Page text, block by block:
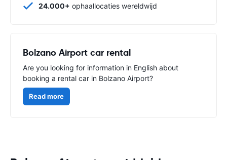
24.000+ ophaallocaties wereldwijd
Bolzano Airport car rental
Are you looking for information in English about
booking a rental car in Bolzano Airport?
Read more